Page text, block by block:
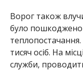
Ворог також
було пошкоджено
тисяч осіб. На
служби,